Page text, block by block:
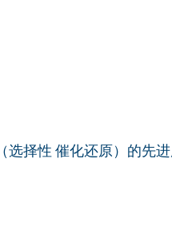
选择性 催化还原）的先